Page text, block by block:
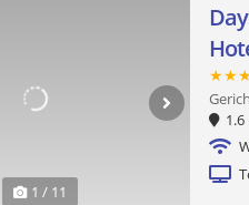
1 / 11
1.6